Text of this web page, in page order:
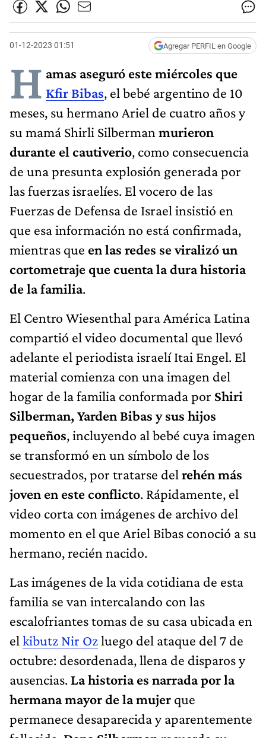
01-12-2023 01:51 Agregar PERFIL en Google
H amas aseguró este miércoles que
Kfir Bibas, el bebé argentino de 10
meses, su hermano Ariel de cuatro años y
su mamá Shirli Silberman murieron
durante el cautiverio, como consecuencia
de una presunta explosión generada por
las fuerzas israelíes. El vocero de las
Fuerzas de Defensa de Israel insistió en
que esa información no está confirmada,
mientras que en las redes se viralizó un
cortometraje que cuenta la dura historia
de la familia.
El Centro Wiesenthal para América Latina
compartió el video documental que llevó
adelante el periodista israelí Itai Engel. El
material comienza con una imagen del
hogar de la familia conformada por Shiri
Silberman, Yarden Bibas y sus hijos
pequeños, incluyendo al bebé cuya imagen
se transformó en un símbolo de los
secuestrados, por tratarse del rehén más
joven en este conflicto. Rápidamente, el
video corta con imágenes de archivo del
momento en el que Ariel Bibas conoció a su
hermano, recién nacido.
Las imágenes de la vida cotidiana de esta
familia se van intercalando con las
escalofriantes tomas de su casa ubicada en
el kibutz Nir Ozluego del ataque del 7 de
octubre: desordenada, llena de disparos y
ausencias. La historia es narrada por la
hermana mayor de la mujer que
permanece desaparecida y aparentemente